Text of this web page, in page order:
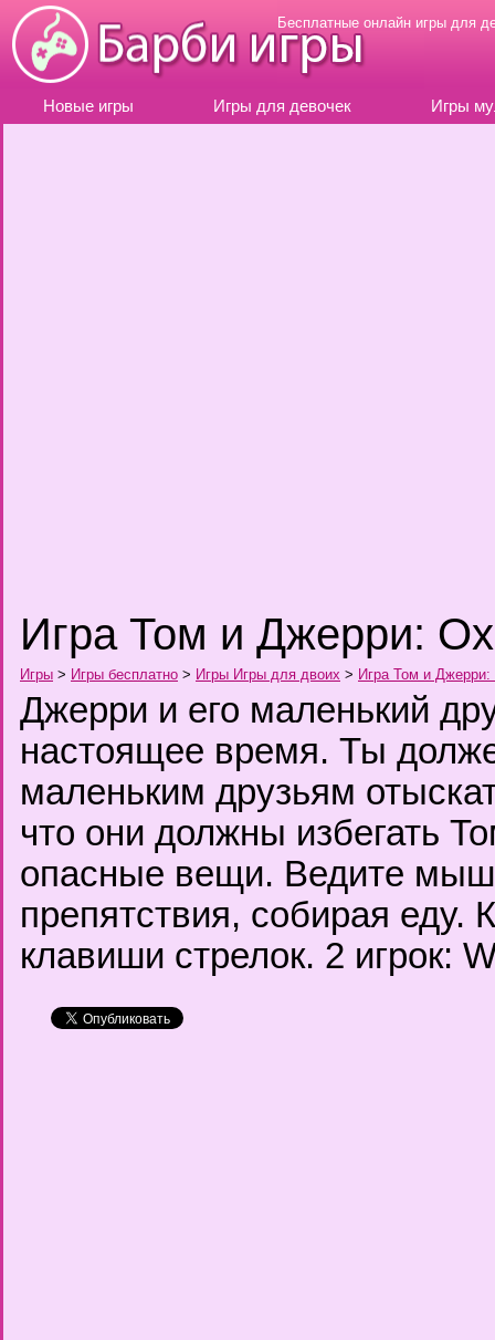
Бесплатные онлайн игры для
Новые игры Игры для девочек Игры
Игра Том и Джерри:
Игры > Игры бесплатно > Игры Игры для двоих > Игра Том и Джерри:
Джерри и его маленький
настоящее время. Ты
маленьким друзьям
что они должны избегать
опасные вещи. Ведите
препятствия, собирая еду.
клавиши стрелок. 2 игрок: